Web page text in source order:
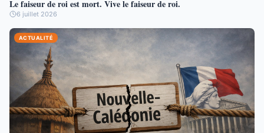
Le faiseur de roi est mort. Vive le faiseur de roi.
6 juillet 2026
ACTUALITÉ